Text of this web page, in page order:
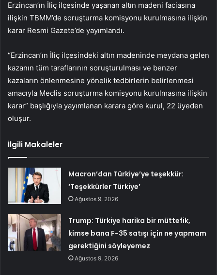
Erzincan’ın İliç ilçesinde yaşanan altın madeni faciasına
ilişkin TBMM’de soruşturma komisyonu kurulmasına ilişkin
karar Resmi Gazete’de yayımlandı.
“Erzincan’ın İliç ilçesindeki altın madeninde meydana gelen
kazanın tüm taraflarının soruşturulması ve benzer
kazaların önlenmesine yönelik tedbirlerin belirlenmesi
amacıyla Meclis soruşturma komisyonu kurulmasına ilişkin
karar” başlığıyla yayımlanan karara göre kurul, 22 üyeden
oluşur.
İlgili Makaleler
Macron’dan Türkiye’ye teşekkür:
‘Teşekkürler Türkiye’
Ağustos 9, 2026
Trump: Türkiye harika bir müttefik,
kimse bana F-35 satışı için ne yapmam
gerektiğini söyleyemez
Ağustos 9, 2026